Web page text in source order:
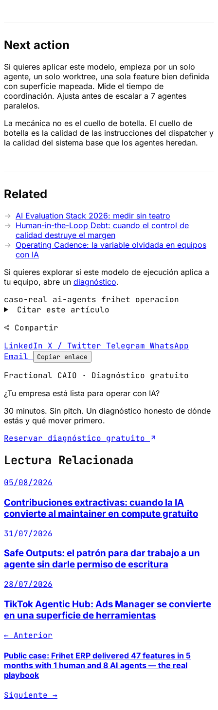
Next action
Si quieres aplicar este modelo, empieza por un solo
agente, un solo worktree, una sola feature bien definida
con superficie mapeada. Mide el tiempo de
coordinación. Ajusta antes de escalar a 7 agentes
paralelos.
La mecánica no es el cuello de botella. El cuello de
botella es la calidad de las instrucciones del dispatcher y
la calidad del sistema base que los agentes heredan.
Related
AI Evaluation Stack 2026: medir sin teatro
Human-in-the-Loop Debt: cuando el control de
calidad destruye el margen
Operating Cadence: la variable olvidada en equipos
con IA
Si quieres explorar si este modelo de ejecución aplica a
tu equipo, abre un diagnóstico.
caso-real ai-agents frihet operacion
Citar este artículo
Compartir
LinkedIn X / Twitter Telegram WhatsApp
Email
Copiar enlace
Fractional CAIO · Diagnóstico gratuito
¿Tu empresa está lista para operar con IA?
30 minutos. Sin pitch. Un diagnóstico honesto de dónde
estás y qué mover primero.
Reservar diagnóstico gratuito
Lectura Relacionada
05/08/2026
Contribuciones extractivas: cuando la IA
convierte al maintainer en compute gratuito
31/07/2026
Safe Outputs: el patrón para dar trabajo a un
agente sin darle permiso de escritura
28/07/2026
TikTok Agentic Hub: Ads Manager se convierte
en una superficie de herramientas
← Anterior
Public case: Frihet ERP delivered 47 features in 5
months with 1 human and 8 AI agents — the real
playbook
Siguiente →